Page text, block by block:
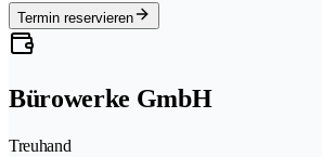
Termin reservieren
Bürowerke GmbH
Treuhand